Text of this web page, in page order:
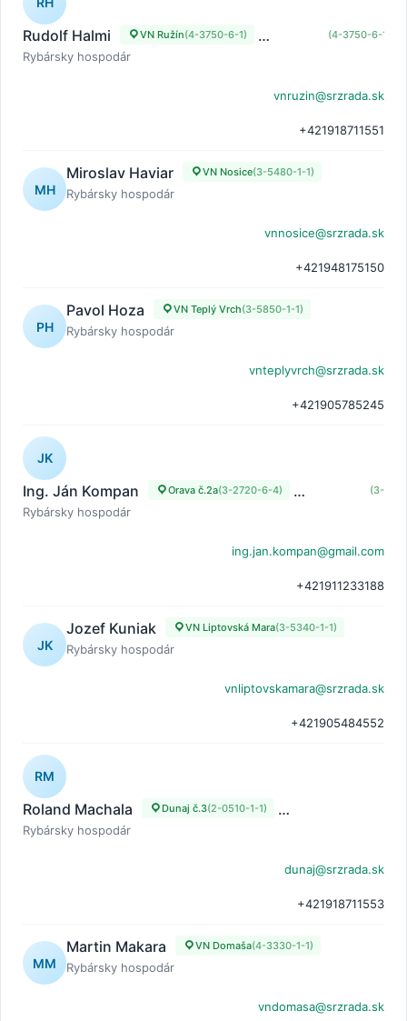
Rudolf Halmi VN Ružín(4-3750-6-1) (4-3750-6-1)
Rybársky hospodár
vnruzin@srzrada.sk
+421918711551
MH
Miroslav Haviar VN Nosice(3-5480-1-1)
Rybársky hospodár
vnnosice@srzrada.sk
+421948175150
PH
Pavol Hoza VN Teplý Vrch(3-5850-1-1)
Rybársky hospodár
vnteplyvrch@srzrada.sk
+421905785245
JK
Ing. Ján Kompan Orava č.2a(3-2720-6-4) (3-
Rybársky hospodár
ing.jan.kompan@gmail.com
+421911233188
JK
Jozef Kuniak VN Liptovská Mara(3-5340-1-1)
Rybársky hospodár
vnliptovskamara@srzrada.sk
+421905484552
RM
Roland Machala Dunaj č.3(2-0510-1-1)
Rybársky hospodár
dunaj@srzrada.sk
+421918711553
MM
Martin Makara VN Domaša(4-3330-1-1)
Rybársky hospodár
vndomasa@srzrada.sk